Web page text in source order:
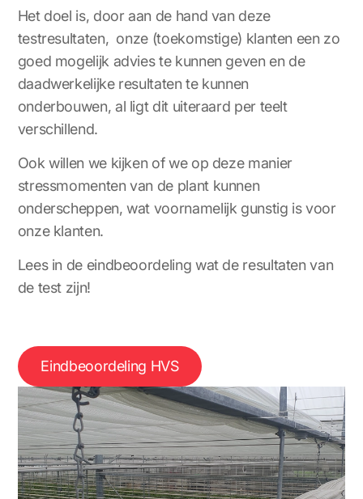
Het doel is, door aan de hand van deze
testresultaten, onze (toekomstige) klanten een zo
goed mogelijk advies te kunnen geven en de
daadwerkelijke resultaten te kunnen
onderbouwen, al ligt dit uiteraard per teelt
verschillend.
Ook willen we kijken of we op deze manier
stressmomenten van de plant kunnen
onderscheppen, wat voornamelijk gunstig is voor
onze klanten.
Lees in de eindbeoordeling wat de resultaten van
de test zijn!
Eindbeoordeling HVS